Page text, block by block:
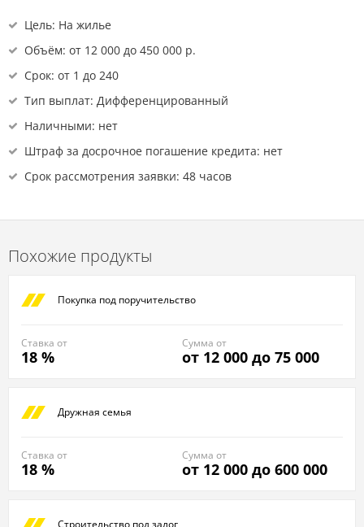
Цель: На жилье
Объём: от 12 000 до 450 000 р.
Срок: от 1 до 240
Тип выплат: Дифференцированный
Наличными: нет
Штраф за досрочное погашение кредита: нет
Срок рассмотрения заявки: 48 часов
Похожие продукты
Покупка под поручительство
18 %
Ставка от
от 12 000 до 75 000
Сумма от
Дружная семья
18 %
Ставка от
от 12 000 до 600 000
Сумма от
Строительство под залог